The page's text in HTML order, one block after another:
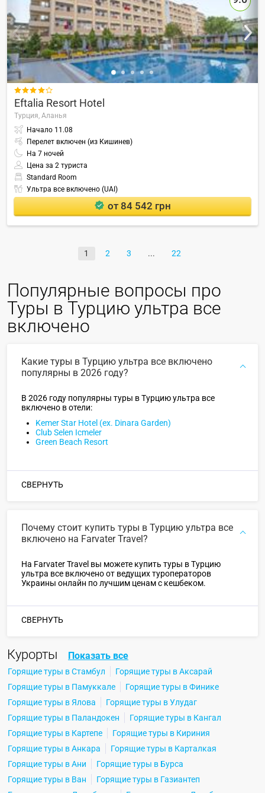

Eftalia Resort Hotel
Турция, Аланья
Начало 11.08
Перелет включен (из Кишинев)
На 7 ночей
Цена за 2 туриста
Standard Room
Ультра все включено (UAI)
от 84 542 грн
1 2 3 22
Популярные вопросы про
Туры в Турцию ультра все
включено
Какие туры в Турцию ультра все включено
популярны в 2026 году?
В 2026 году популярны туры в Турцию ультра все
включено в отели:
Kemer Star Hotel (ex. Dinara Garden)
Club Selen Icmeler
Green Beach Resort
СВЕРНУТЬ
Почему стоит купить туры в Турцию ультра все
включено на Farvater Travel?
На Farvater Travel вы можете купить туры в Турцию
ультра все включено от ведущих туроператоров
Украины онлайн по лучшим ценам с кешбеком.
СВЕРНУТЬ
Курорты Показать все
Горящие туры в Стамбул
Горящие туры в Аксарай
Горящие туры в Памуккале
Горящие туры в Финике
Горящие туры в Ялова
Горящие туры в Улудаг
Горящие туры в Паландокен
Горящие туры в Кангал
Горящие туры в Картепе
Горящие туры в Кириния
Горящие туры в Анкара
Горящие туры в Карталкая
Горящие туры в Ани
Горящие туры в Бурса
Горящие туры в Ван
Горящие туры в Газиантеп